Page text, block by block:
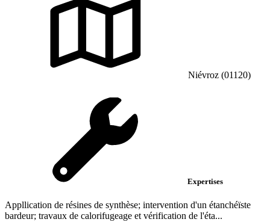
Niévroz (01120)
Expertises
Appllication de résines de synthèse; intervention d'un étanchéïste
bardeur; travaux de calorifugeage et vérification de l'éta...